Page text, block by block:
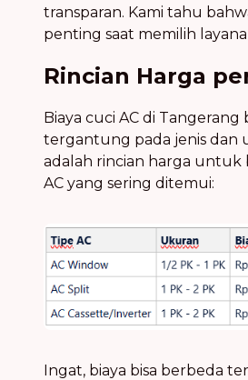
transparan. Kami tahu
penting saat memilih
Rincian Harga
Biaya cuci AC di Tangerang
tergantung pada jenis dan
adalah rincian harga untuk
AC yang sering ditemui:
Ingat, biaya bisa berbeda